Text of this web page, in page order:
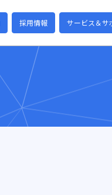
採用情報 サービス＆サ